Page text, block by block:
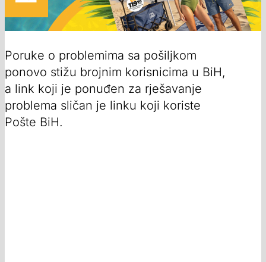
Poruke o problemima sa pošiljkom
ponovo stižu brojnim korisnicima u BiH,
a link koji je ponuđen za rješavanje
problema sličan je linku koji koriste
Pošte BiH.